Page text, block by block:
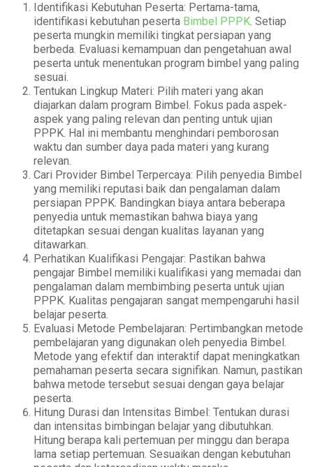
Identifikasi Kebutuhan Peserta: Pertama-tama,
identifikasi kebutuhan peserta Bimbel PPPK. Setiap
peserta mungkin memiliki tingkat persiapan yang
berbeda. Evaluasi kemampuan dan pengetahuan awal
peserta untuk menentukan program bimbel yang paling
sesuai.
Tentukan Lingkup Materi: Pilih materi yang akan
diajarkan dalam program Bimbel. Fokus pada aspek-
aspek yang paling relevan dan penting untuk ujian
PPPK. Hal ini membantu menghindari pemborosan
waktu dan sumber daya pada materi yang kurang
relevan.
Cari Provider Bimbel Terpercaya: Pilih penyedia Bimbel
yang memiliki reputasi baik dan pengalaman dalam
persiapan PPPK. Bandingkan biaya antara beberapa
penyedia untuk memastikan bahwa biaya yang
ditetapkan sesuai dengan kualitas layanan yang
ditawarkan.
Perhatikan Kualifikasi Pengajar: Pastikan bahwa
pengajar Bimbel memiliki kualifikasi yang memadai dan
pengalaman dalam membimbing peserta untuk ujian
PPPK. Kualitas pengajaran sangat mempengaruhi hasil
belajar peserta.
Evaluasi Metode Pembelajaran: Pertimbangkan metode
pembelajaran yang digunakan oleh penyedia Bimbel.
Metode yang efektif dan interaktif dapat meningkatkan
pemahaman peserta secara signifikan. Namun, pastikan
bahwa metode tersebut sesuai dengan gaya belajar
peserta.
Hitung Durasi dan Intensitas Bimbel: Tentukan durasi
dan intensitas bimbingan belajar yang dibutuhkan.
Hitung berapa kali pertemuan per minggu dan berapa
lama setiap pertemuan. Sesuaikan dengan kebutuhan